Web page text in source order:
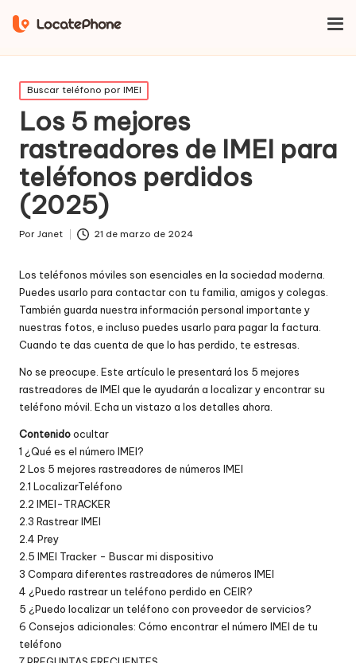
Inicio Buscar teléfono por IMEI
Los 5 mejores rastreadores de
IMEI para teléfonos perdidos (2025)
Publicado
en
Buscar teléfono por IMEI
Los 5 mejores
rastreadores de IMEI para
teléfonos perdidos
(2025)
Publicado
Por Janet 21 de marzo de 2024
Los teléfonos móviles son esenciales en la sociedad moderna.
Puedes usarlo para contactar con tu familia, amigos y colegas.
También guarda nuestra información personal importante y
nuestras fotos, e incluso puedes usarlo para pagar la factura.
Cuando te das cuenta de que lo has perdido, te estresas.
No se preocupe. Este artículo le presentará los 5 mejores
rastreadores de IMEI que le ayudarán a localizar y encontrar su
teléfono móvil. Echa un vistazo a los detalles ahora.
Contenidoocultar
1 ¿Qué es el número IMEI?
2 Los 5 mejores rastreadores de números IMEI
2.1 LocalizarTeléfono
2.2 IMEI-TRACKER
2.3 Rastrear IMEI
2.4 Prey
2.5 IMEI Tracker - Buscar mi dispositivo
3 Compara diferentes rastreadores de números IMEI
4 ¿Puedo rastrear un teléfono perdido en CEIR?
5 ¿Puedo localizar un teléfono con proveedor de servicios?
6 Consejos adicionales: Cómo encontrar el número IMEI de tu
teléfono